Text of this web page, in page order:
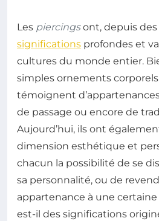
Les piercingsont, depuis des
significations profondes et
cultures du monde entier.
simples ornements
témoignent
de passage ou encore de
Aujourd’hui, ils ont
dimension esthétique et
chacun la possibilité de se
sa personnalité, ou de
appartenance à une certaine
est-il des significations